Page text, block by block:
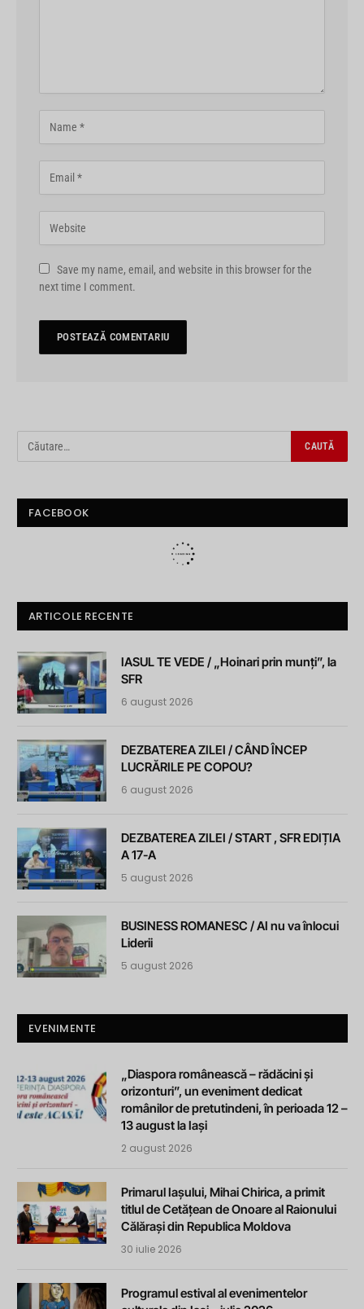
Save my name, email, and website in this browser for the
next time I comment.
FACEBOOK
ARTICOLE RECENTE
IASUL TE VEDE / „Hoinari prin munți”, la
SFR
6 august 2026
DEZBATEREA ZILEI / CÂND ÎNCEP
LUCRĂRILE PE COPOU?
6 august 2026
DEZBATEREA ZILEI / START , SFR EDIȚIA
A 17-A
5 august 2026
BUSINESS ROMANESC / AI nu va înlocui
Liderii
5 august 2026
EVENIMENTE
„Diaspora românească – rădăcini și
orizonturi”, un eveniment dedicat
românilor de pretutindeni, în perioada 12 –
13 august la Iași
2 august 2026
Primarul Iașului, Mihai Chirica, a primit
titlul de Cetățean de Onoare al Raionului
Călărași din Republica Moldova
30 iulie 2026
Programul estival al evenimentelor